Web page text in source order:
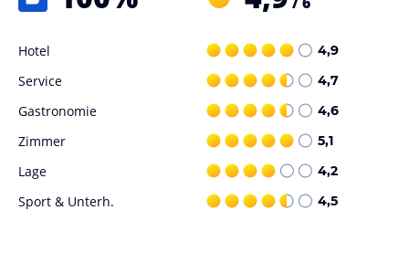
Sport und Unterhaltung
In der Unterkunft können Sie den schönen Garten und die
Terrasse genießen.
Angaben ohne Gewähr. Bitte lies vor der Buchung die
des jeweiligen Veranstalters.
Hotel 4,9
Service 4,7
Gastronomie 4,6
Zimmer 5,1
Lage 4,2
Sport & Unterh. 4,5